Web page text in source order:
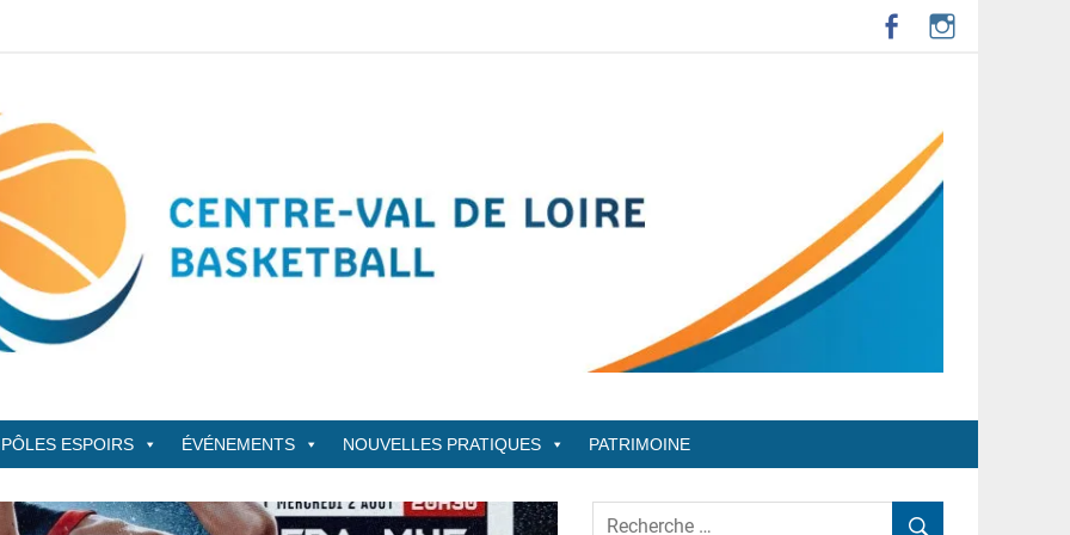
PÔLES ESPOIRS ÉVÉNEMENTS NOUVELLES PRATIQUES PATRIMOINE